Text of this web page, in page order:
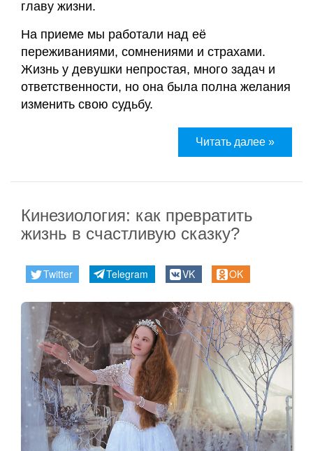
главу жизни.
На приеме мы работали над её
переживаниями, сомнениями и страхами.
Жизнь у девушки непростая, много задач и
ответственности, но она была полна желания
изменить свою судьбу.
Читать далее »
Кинезиология: как превратить
жизнь в счастливую сказку?
Twitter Telegram VK OK